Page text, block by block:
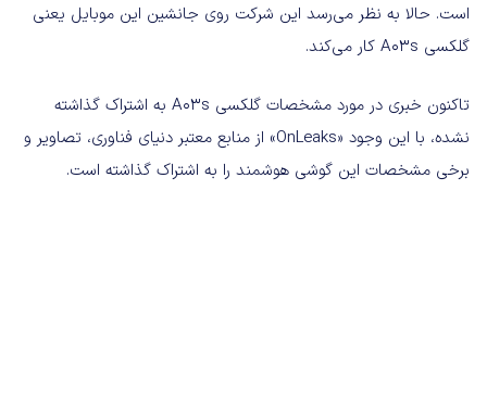
است. حالا به نظر می‌رسد این شرکت روی جانشین این موبایل یعنی
گلکسی A03s کار می‌کند.
تاکنون خبری در مورد مشخصات گلکسی A03s به اشتراک گذاشته
نشده، با این وجود «OnLeaks» از منابع معتبر دنیای فناوری، تصاویر و
برخی مشخصات این گوشی هوشمند را به اشتراک گذاشته است.